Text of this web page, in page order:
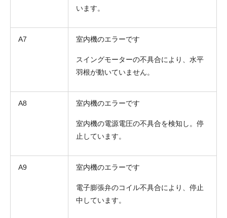
います。
A7 室内機のエラーです
スイングモーターの不具合により、水平
羽根が動いていません。
A8 室内機のエラーです
室内機の電源電圧の不具合を検知し。停
止しています。
A9 室内機のエラーです
電子膨張弁のコイル不具合により、停止
中しています。